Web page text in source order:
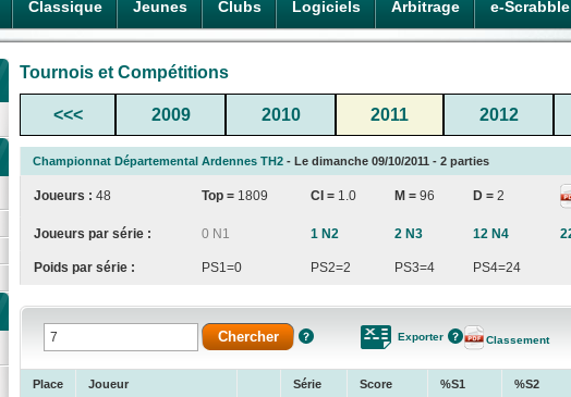
Classique Jeunes Clubs Logiciels Arbitrage e-Scrabble
Tournois et Compétitions
<<< 2009 2010 2011 2012
Championnat Départemental Ardennes TH2 - Le dimanche 09/10/2011 - 2 parties
Joueurs : 48 Top = 1809 CI = 1.0 M = 96 D = 2
Joueurs par série : 0 N1 1 N2 2 N3 12 N4
Poids par série : PS1=0 PS2=2 PS3=4 PS4=24
Exporter Classement
Place Joueur Série Score %S1 %S2